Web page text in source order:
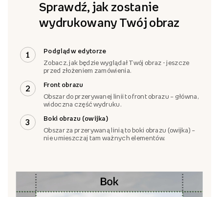
Sprawdź, jak zostanie
wydrukowany Twój obraz
1
Podgląd w edytorze
Zobacz, jak będzie wyglądał Twój obraz - jeszcze
przed złożeniem zamówienia.
2
Front obrazu
Obszar do przerywanej linii to front obrazu – główna,
widoczna część wydruku.
3
Boki obrazu (owijka)
Obszar za przerywaną linią to boki obrazu (owijka) –
nie umieszczaj tam ważnych elementów.